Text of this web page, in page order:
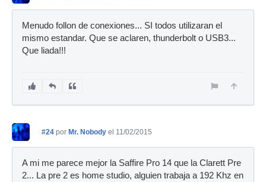
Menudo follon de conexiones... SI todos utilizaran el
mismo estandar. Que se aclaren, thunderbolt o USB3...
Que liada!!!
#24 por Mr. Nobody el 11/02/2015
A mi me parece mejor la Saffire Pro 14 que la Clarett Pre
2... La pre 2 es home studio, alguien trabaja a 192 Khz en